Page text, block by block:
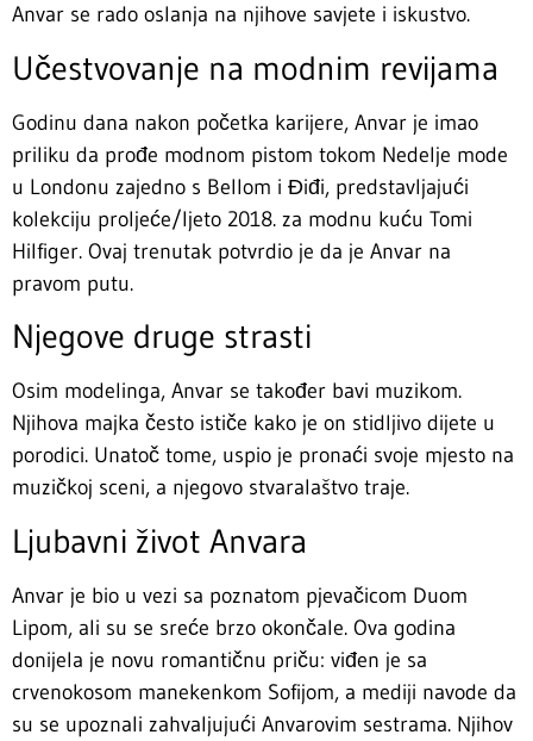
Anvar se rado oslanja na njihove savjete i iskustvo.
Učestvovanje na modnim revijama
Godinu dana nakon početka karijere, Anvar je imao
priliku da prođe modnom pistom tokom Nedelje mode
u Londonu zajedno s Bellom i Điđi, predstavljajući
kolekciju proljeće/ljeto 2018. za modnu kuću Tomi
Hilfiger. Ovaj trenutak potvrdio je da je Anvar na
pravom putu.
Njegove druge strasti
Osim modelinga, Anvar se također bavi muzikom.
Njihova majka često ističe kako je on stidljivo dijete u
porodici. Unatoč tome, uspio je pronaći svoje mjesto na
muzičkoj sceni, a njegovo stvaralaštvo traje.
Ljubavni život Anvara
Anvar je bio u vezi sa poznatom pjevačicom Duom
Lipom, ali su se sreće brzo okončale. Ova godina
donijela je novu romantičnu priču: viđen je sa
crvenokosom manekenkom Sofijom, a mediji navode da
su se upoznali zahvaljujući Anvarovim sestrama. Njihov